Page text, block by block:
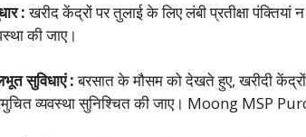
:खरीद केंद्रों पर तुलाई के लिए लंबी प्रतीक्षा
की जाए।
सुविधाएं :बरसात के मौसम को देखते हुए, खरीदी
व्यवस्था सुनिश्चित की जाए। Moong MSP